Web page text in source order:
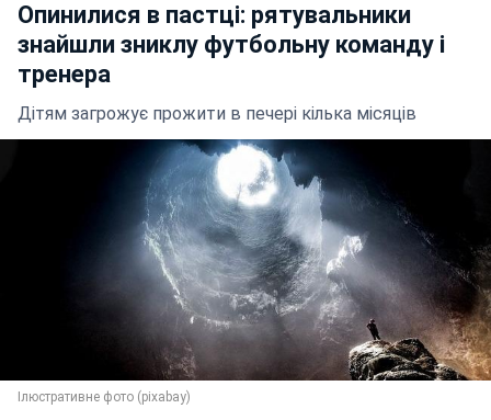
Опинилися в пастці: рятувальники
знайшли зниклу футбольну команду і
тренера
Дітям загрожує прожити в печері кілька місяців
Ілюстративне фото (pixabay)